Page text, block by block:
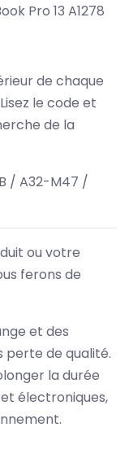
Pro 13 A1278
de chaque
le code et
de la
/ A32-M47 /
ou votre
ferons de
et des
perte de qualité.
la durée
électroniques,